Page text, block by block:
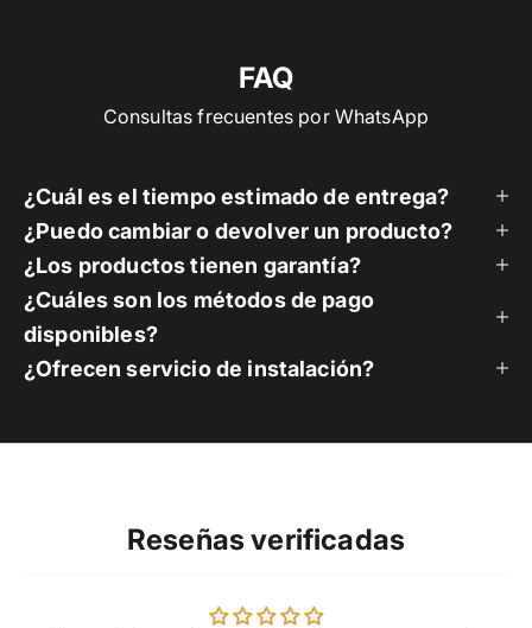
FAQ
Consultas frecuentes por WhatsApp
¿Cuál es el tiempo estimado de entrega?
¿Puedo cambiar o devolver un producto?
¿Los productos tienen garantía?
¿Cuáles son los métodos de pago
disponibles?
¿Ofrecen servicio de instalación?
Reseñas verificadas